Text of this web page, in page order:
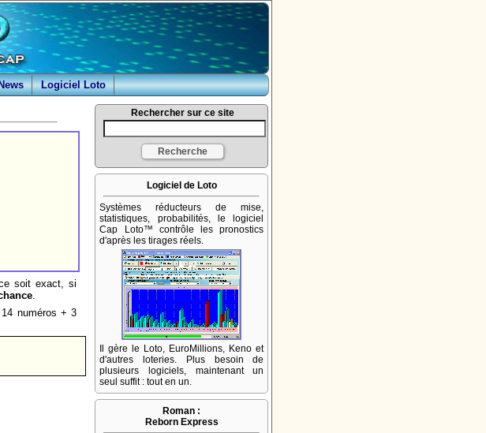
Logiciel Loto
soit exact, si
numéros + 3
Rechercher sur ce site
Logiciel de Loto
Systèmes réducteurs de mise,
statistiques, probabilités, le logiciel
Cap Loto™ contrôle les pronostics
d'après les tirages réels.
Il gère le Loto, EuroMillions, Keno et
d'autres loteries. Plus besoin de
plusieurs logiciels, maintenant un
seul suffit : tout en un.
Roman :
Reborn Express